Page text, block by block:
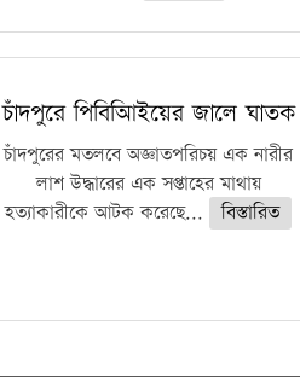
চাঁদপুরে পিবিআিইয়ের জালে ঘাতক
চাঁদপুরের মতলবে অজ্ঞাতপরিচয় এক নারীর
লাশ উদ্ধারের এক সপ্তাহের মাথায়
হত্যাকারীকে আটক করেছে...
বিস্তারিত